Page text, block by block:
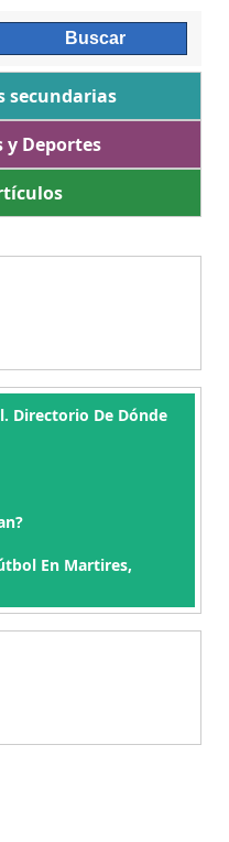
secundarias
y Deportes
Directorio De Dónde
En Martires,